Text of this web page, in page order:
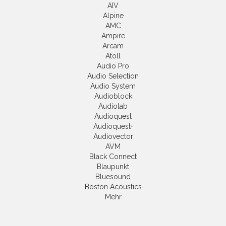
AIV
Alpine
AMC
Ampire
Arcam
Atoll
Audio Pro
Audio Selection
Audio System
Audioblock
Audiolab
Audioquest
Audioquest+
Audiovector
AVM
Black Connect
Blaupunkt
Bluesound
Boston Acoustics
Mehr